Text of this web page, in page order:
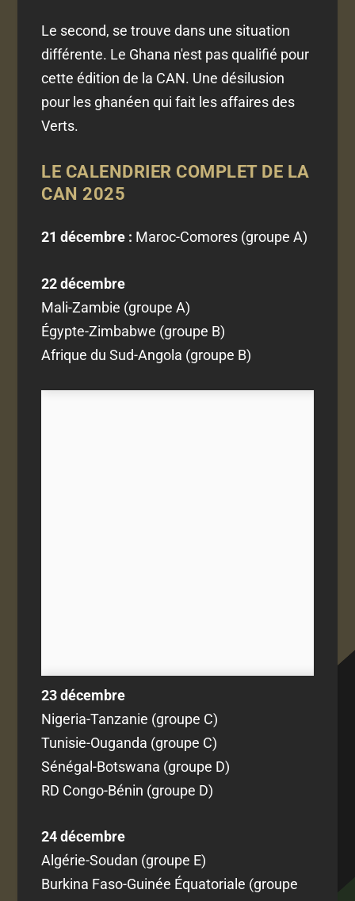
Le second, se trouve dans une situation
différente. Le Ghana n'est pas qualifié pour
cette édition de la CAN. Une désilusion
pour les ghanéen qui fait les affaires des
Verts.
LE CALENDRIER COMPLET DE LA
CAN 2025
21 décembre : Maroc-Comores (groupe A)
22 décembre
Mali-Zambie (groupe A)
Égypte-Zimbabwe (groupe B)
Afrique du Sud-Angola (groupe B)
23 décembre
Nigeria-Tanzanie (groupe C)
Tunisie-Ouganda (groupe C)
Sénégal-Botswana (groupe D)
RD Congo-Bénin (groupe D)
24 décembre
Algérie-Soudan (groupe E)
Burkina Faso-Guinée Équatoriale (groupe